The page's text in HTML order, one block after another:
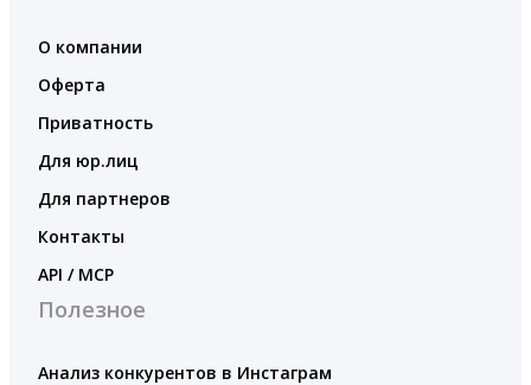
О компании
Оферта
Приватность
Для юр.лиц
Для партнеров
Контакты
API / MCP
Полезное
Анализ конкурентов в Инстаграм